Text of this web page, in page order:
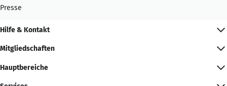
Presse
Hilfe & Kontakt
Mitgliedschaften
Hauptbereiche